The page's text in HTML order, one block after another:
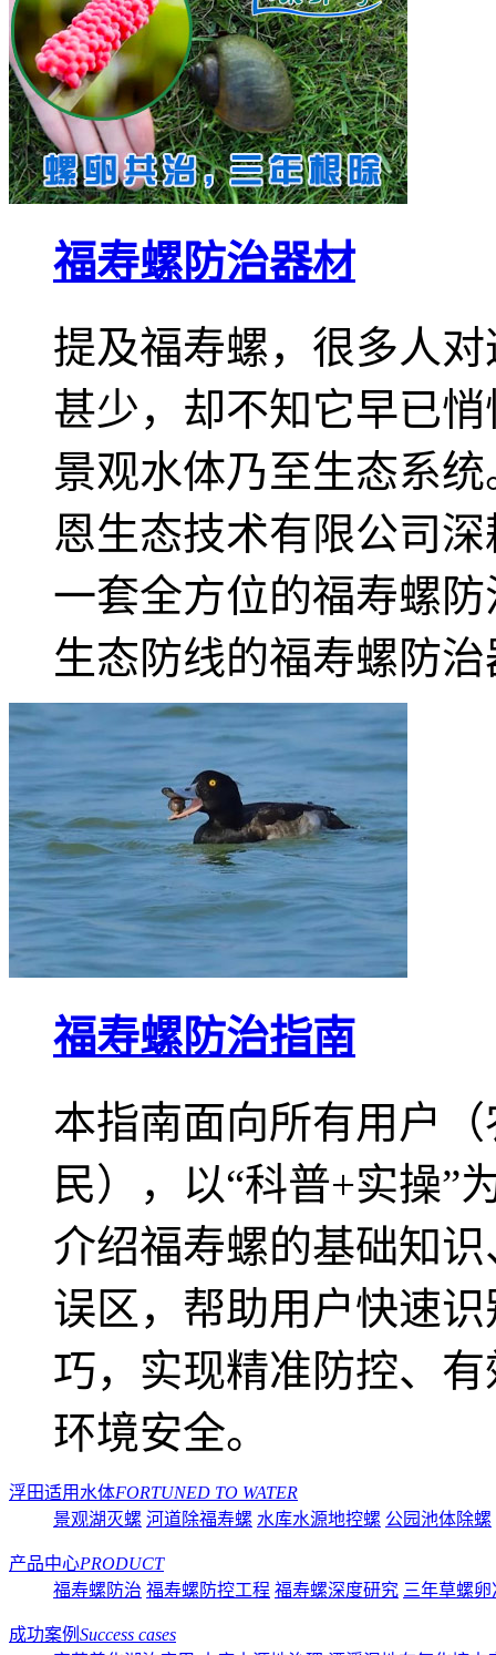
福寿螺防治器材
提及福寿螺，很多人
甚少，却不知它早已
景观水体乃至生态系
恩生态技术有限公司
一套全方位的福寿螺
生态防线的福寿螺防
福寿螺防治指南
本指南面向所有用户
民），以“科普+实操”
介绍福寿螺的基础知
误区，帮助用户快速
巧，实现精准防控、
环境安全。
浮田适用水体FORTUNED TO WATER
景观湖灭螺 河道除福寿螺 水库水源地控螺 公园池体除螺
产品中心PRODUCT
福寿螺防治 福寿螺防控工程 福寿螺深度研究 三年草螺卵
成功案例 Success cases